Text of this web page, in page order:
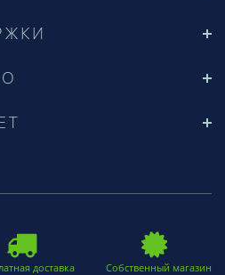
доставка
Собственный магазин